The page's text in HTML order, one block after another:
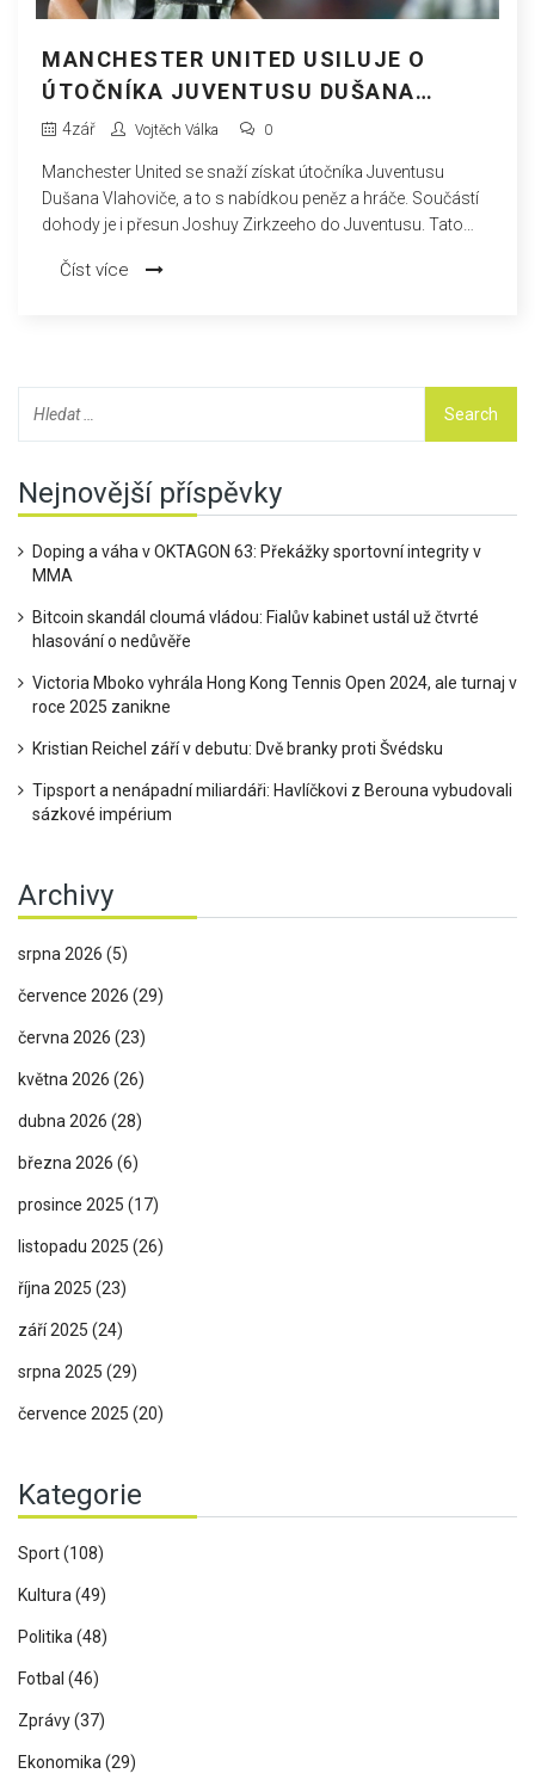
MANCHESTER UNITED USILUJE O
ÚTOČNÍKA JUVENTUSU DUŠANA
VLAHOVIČE PŘED KONCEM
4zář Vojtěch Válka 0
Manchester United se snaží získat útočníka Juventusu
Dušana Vlahoviče, a to s nabídkou peněz a hráče. Součástí
dohody je i přesun Joshuy Zirkzeeho do Juventusu. Tato
způsob, jak využít Vlahovičovu hodnotu před obnovením
Číst více
Nejnovější příspěvky
Doping a váha v OKTAGON 63: Překážky sportovní integrity v
MMA
Bitcoin skandál cloumá vládou: Fialův kabinet ustál už čtvrté
hlasování o nedůvěře
Victoria Mboko vyhrála Hong Kong Tennis Open 2024, ale turnaj v
roce 2025 zanikne
Kristian Reichel září v debutu: Dvě branky proti Švédsku
Tipsport a nenápadní miliardáři: Havlíčkovi z Berouna vybudovali
sázkové impérium
Archivy
srpna 2026 (5)
července 2026 (29)
června 2026 (23)
května 2026 (26)
dubna 2026 (28)
března 2026 (6)
prosince 2025 (17)
listopadu 2025 (26)
října 2025 (23)
září 2025 (24)
srpna 2025 (29)
července 2025 (20)
Kategorie
Sport(108)
Kultura (49)
Politika (48)
Fotbal (46)
Zprávy(37)
Ekonomika (29)